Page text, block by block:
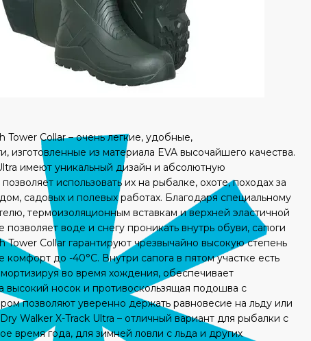
Tower Collar – очень легкие, удобные,
изготовленные из материала EVA высочайшего качества.
имеют уникальный дизайн и абсолютную
использовать их на рыбалке, охоте, походах за
садовых и полевых работах. Благодаря специальному
термоизоляционным вставкам и верхней эластичной
позволяет воде и снегу проникать внутрь обуви, сапоги
Tower Collar гарантируют чрезвычайно высокую степень
до -40°C. Внутри сапога в пятом участке есть
во время хождения, обеспечивает
высокий носок и противоскользящая подошва с
позволяют уверенно держать равновесие на льду или
Walker X-Track Ultra – отличный вариант для рыбалки с
время года, для зимней ловли с льда и других